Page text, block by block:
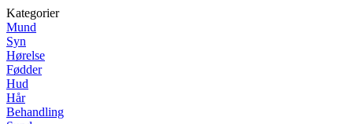
Kategorier
Mund
Syn
Hørelse
Fødder
Hud
Hår
Behandling